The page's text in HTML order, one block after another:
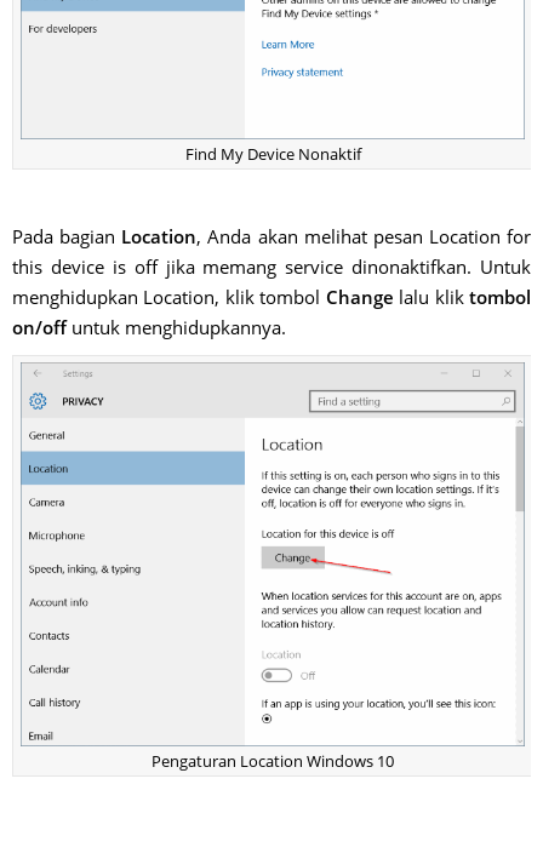
Find My Device Nonaktif
Pada bagian Location, Anda akan melihat pesan Location for
this device is off jika memang service dinonaktifkan. Untuk
menghidupkan Location, klik tombol Change lalu kliktombol
on/offuntuk menghidupkannya.
Pengaturan Location Windows 10